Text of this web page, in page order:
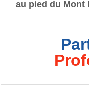
au pied du Mont